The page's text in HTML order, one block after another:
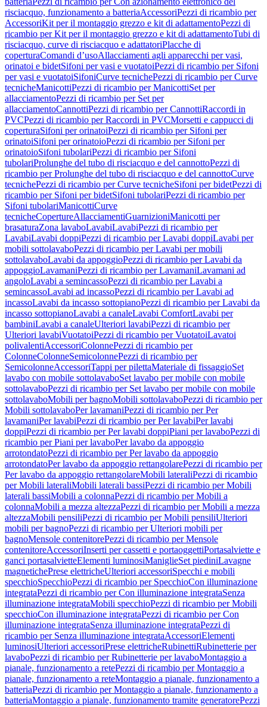
risciacquo, funzionamento a batteriaAccessoriPezzi di ricambio per
AccessoriKit per il montaggio grezzo e kit di adattamentoPezzi di
ricambio per Kit per il montaggio grezzo e kit di adattamentoTubi di
risciacquo, curve di risciacquo e adattatoriPlacche di
coperturaComandi d’usoAllacciamenti agli apparecchi per vasi,
orinatoi e bidetSifoni per vasi e vuotatoiPezzi di ricambio per Sifoni
per vasi e vuotatoiSifoniCurve tecnichePezzi di ricambio per Curve
tecnicheManicottiPezzi di ricambio per ManicottiSet per
allacciamentoPezzi di ricambio per Set per
allacciamentoCannottiPezzi di ricambio per CannottiRaccordi in
PVCPezzi di ricambio per Raccordi in PVCMorsetti e cappucci di
coperturaSifoni per orinatoiPezzi di ricambio per Sifoni per
orinatoiSifoni per orinatoioPezzi di ricambio per Sifoni per
orinatoioSifoni tubolariPezzi di ricambio per Sifoni
tubolariProlunghe del tubo di risciacquo e del cannottoPezzi di
ricambio per Prolunghe del tubo di risciacquo e del cannottoCurve
tecnichePezzi di ricambio per Curve tecnicheSifoni per bidetPezzi di
ricambio per Sifoni per bidetSifoni tubolariPezzi di ricambio per
Sifoni tubolariManicottiCurve
tecnicheCopertureAllacciamentiGuarnizioniManicotti per
brasaturaZona lavaboLavabiLavabiPezzi di ricambio per
LavabiLavabi doppiPezzi di ricambio per Lavabi doppiLavabi per
mobili sottolavaboPezzi di ricambio per Lavabi per mobili
sottolavaboLavabi da appoggioPezzi di ricambio per Lavabi da
appoggioLavamaniPezzi di ricambio per LavamaniLavamani ad
angoloLavabi a semincassoPezzi di ricambio per Lavabi a
semincassoLavabi ad incassoPezzi di ricambio per Lavabi ad
incassoLavabi da incasso sottopianoPezzi di ricambio per Lavabi da
incasso sottopianoLavabi a canaleLavabi ComfortLavabi per
bambiniLavabi a canaleUlteriori lavabiPezzi di ricambio per
Ulteriori lavabiVuotatoiPezzi di ricambio per VuotatoiLavatoi
polivalentiAccessoriColonnePezzi di ricambio per
ColonneColonneSemicolonnePezzi di ricambio per
SemicolonneAccessoriTappi per pilettaMateriale di fissaggioSet
lavabo con mobile sottolavaboSet lavabo per mobile con mobile
sottolavaboPezzi di ricambio per Set lavabo per mobile con mobile
sottolavaboMobili per bagnoMobili sottolavaboPezzi di ricambio per
Mobili sottolavaboPer lavamaniPezzi di ricambio per Per
lavamaniPer lavabiPezzi di ricambio per Per lavabiPer lavabi
doppiPezzi di ricambio per Per lavabi doppiPiani per lavaboPezzi di
ricambio per Piani per lavaboPer lavabo da appoggio
arrotondatoPezzi di ricambio per Per lavabo da appoggio
arrotondatoPer lavabo da appoggio rettangolarePezzi di ricambio per
Per lavabo da appoggio rettangolareMobili lateraliPezzi di ricambio
per Mobili lateraliMobili laterali bassiPezzi di ricambio per Mobili
laterali bassiMobili a colonnaPezzi di ricambio per Mobili a
colonnaMobili a mezza altezzaPezzi di ricambio per Mobili a mezza
altezzaMobili pensiliPezzi di ricambio per Mobili pensiliUlteriori
mobili per bagnoPezzi di ricambio per Ulteriori mobili per
bagnoMensole contenitorePezzi di ricambio per Mensole
contenitoreAccessoriInserti per cassetti e portaoggettiPortasalviette e
ganci portasalvietteElementi luminosiManiglieSet piediniLavagne
magnetichePrese elettricheUlteriori accessoriSpecchi e mobili
specchioSpecchioPezzi di ricambio per SpecchioCon illuminazione
integrataPezzi di ricambio per Con illuminazione integrataSenza
illuminazione integrataMobili specchioPezzi di ricambio per Mobili
specchioCon illuminazione integrataPezzi di ricambio per Con
illuminazione integrataSenza illuminazione integrataPezzi di
ricambio per Senza illuminazione integrataAccessoriElementi
luminosiUlteriori accessoriPrese elettricheRubinettiRubinetterie per
lavaboPezzi di ricambio per Rubinetterie per lavaboMontaggio a
pianale, funzionamento a retePezzi di ricambio per Montaggio a
pianale, funzionamento a reteMontaggio a pianale, funzionamento a
batteriaPezzi di ricambio per Montaggio a pianale, funzionamento a
batteriaMontaggio a pianale, funzionamento tramite generatorePezzi